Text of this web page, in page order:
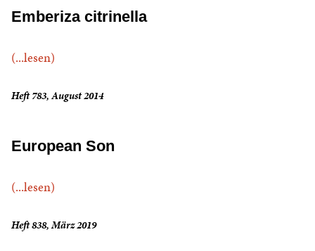
Emberiza citrinella
(...lesen)
Heft 783, August 2014
European Son
(...lesen)
Heft 838, März 2019